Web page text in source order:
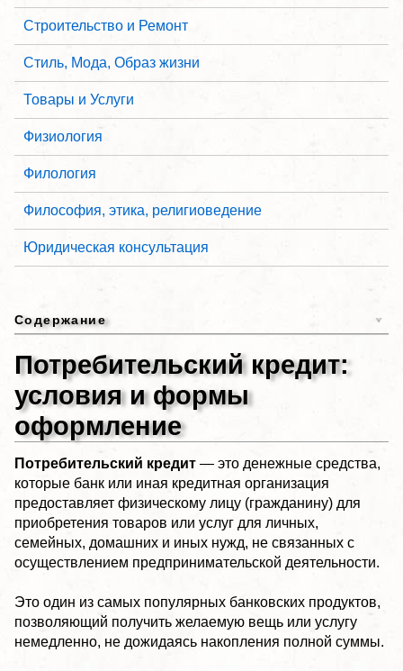
Строительство и Ремонт
Стиль, Мода, Образ жизни
Товары и Услуги
Физиология
Филология
Философия, этика, религиоведение
Юридическая консультация
Содержание
Потребительский кредит:
условия и формы
оформление
Потребительский кредит — это денежные средства,
которые банк или иная кредитная организация
предоставляет физическому лицу (гражданину) для
приобретения товаров или услуг для личных,
семейных, домашних и иных нужд, не связанных с
осуществлением предпринимательской деятельности.
Это один из самых популярных банковских продуктов,
позволяющий получить желаемую вещь или услугу
немедленно, не дожидаясь накопления полной суммы.